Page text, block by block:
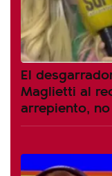
El
Maglietti al
arrepiento,